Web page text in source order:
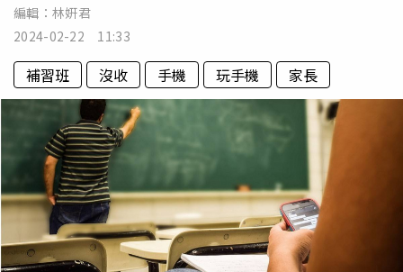
編輯： 林姸君
2024-02-22 11:33
補習班 沒收 手機 玩手機 家長